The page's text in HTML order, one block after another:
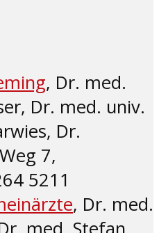
, Dr. med.
Dr. med. univ.
Dr.
7,
5211
, Dr. med.